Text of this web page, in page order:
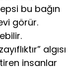
bu bağın
görür.
algısı
insanlar